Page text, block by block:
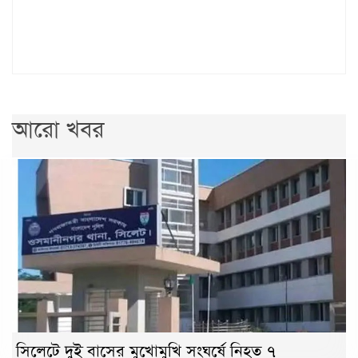
আরো খবর
সিলেটে দুই বাসের মুখোমুখি সংঘর্ষে নিহত ৭